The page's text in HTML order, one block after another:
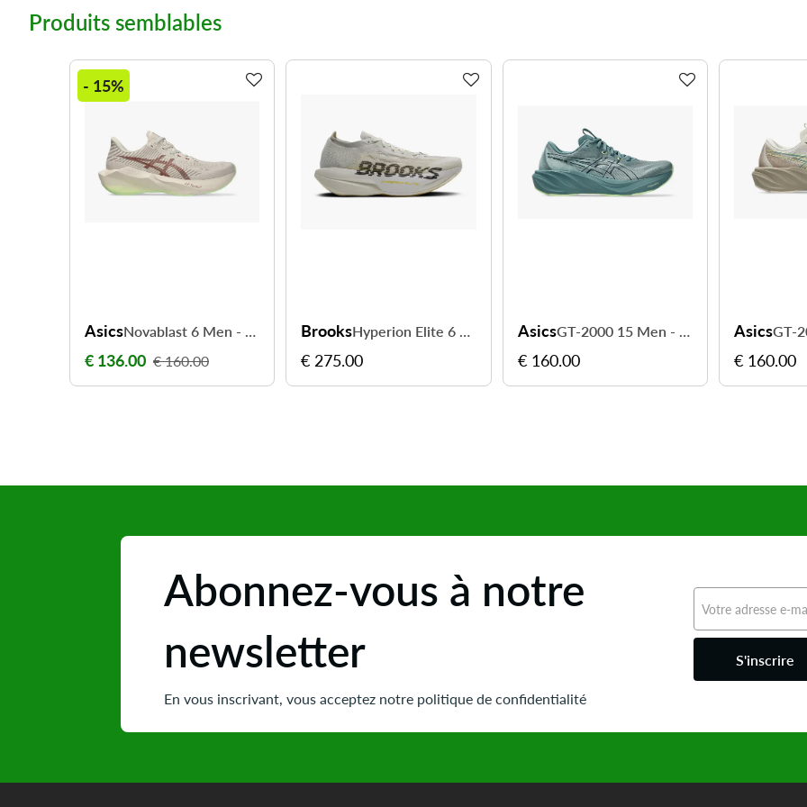
Produits semblables
Asics Novablast 6 Men - retrouvez du dynamisme à chaque foulée
€ 136.00 € 160.00
- 15%
Brooks Hyperion Elite 6 Unisex - visez votre record personnel
€ 275.00
Asics GT-2000 15 Men - stabilité et confort à chaque sortie
€ 160.00
Asics
€ 160.00
Abonnez-vous à notre
newsletter
En vous inscrivant, vous acceptez notre politique de confidentialité
S'inscrire